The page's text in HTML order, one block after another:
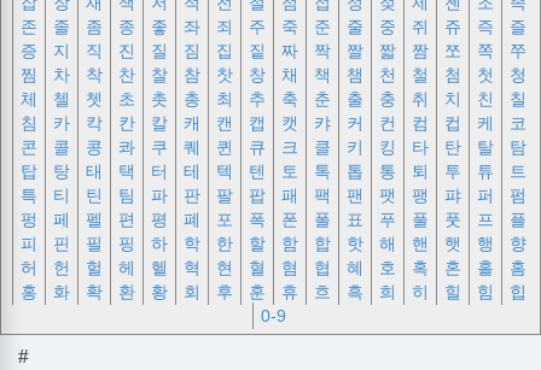
존
졸 좀 종 좋 좌 죄 주 죽 준 줄 중 쥐 쥬 즉
즐
증
지 직 진 질 짐 집 짙 짜 짝 짤 짧 짬 쪼 쪽
쭈
찜
차 착 찬 찰 참 찻 창 채 책 챔 천 철 첨 첫
청
체
첼 쳇 초 촛 총 최 추 축 춘 출 충 취 치 친
칠
침
카 칵 칸 칼 캐 캔 캡 캣 캬 커 컨 컴 컵 케
코
콘
콜 콩 콰 쿠 퀘 퀸 큐 크 클 키 킹 타 탄 탈
탐
탑
탕 태 택 터 테 텍 텐 토 톡 톱 통 퇴 투 튜
트
특
티 틴 팀 파 판 팔 팝 패 팩 팬 팻 팽 퍄 퍼
펌
펑
페 펠 편 평 폐 포 폭 폰 폴 표 푸 풀 풋 프
플
피
핀 필 핑 하 학 한 할 함 합 핫 해 핸 햇 행
향
허
헌 헐 헤 헬 혁 현 혈 혐 협 혜 호 혹 혼 홀
홈
홍
화 확 환 황 회 후 훈 휴 흐 흑 희 히 힐 힘
힙
0-9
#